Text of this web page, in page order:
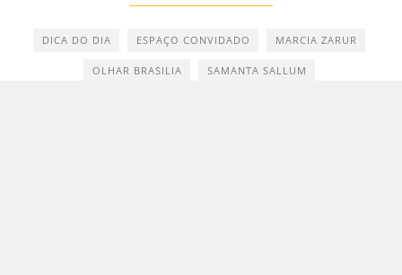
DICA DO DIA ESPAÇO CONVIDADO MARCIA ZARUR
OLHAR BRASILIA SAMANTA SALLUM